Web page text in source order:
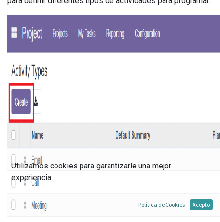
Utilizamos cookies para garantizarle una mejor
experiencia.
Política de Cookies Acepto